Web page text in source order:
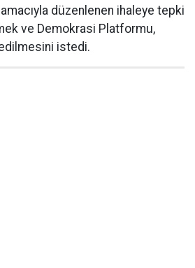
düzenlenen ihaleye tepki
ve Demokrasi Platformu,
istedi.